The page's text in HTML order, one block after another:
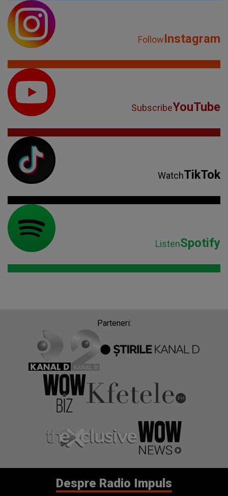
FollowInstagram
SubscribeYouTube
WatchTikTok
ListenSpotify
Parteneri:
Despre Radio Impuls